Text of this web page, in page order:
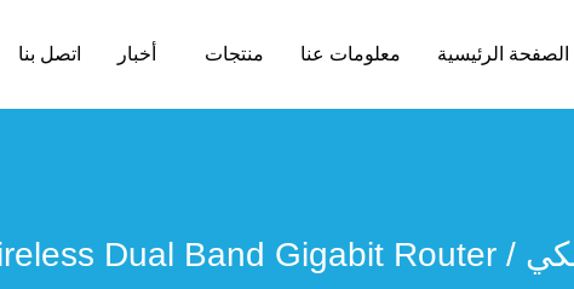
الصفحة الرئيسية معلومات عنا منتجات أخبار اتصل بنا
/ AC1900 Wireless Dual Band Gigabit Router